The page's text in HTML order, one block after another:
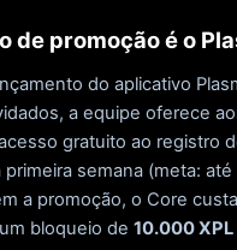
de promoção é o
do aplicativo
a equipe oferece
gratuito ao registro
primeira semana (meta:
a promoção, o Core custa
bloqueio de 10.000 XPL